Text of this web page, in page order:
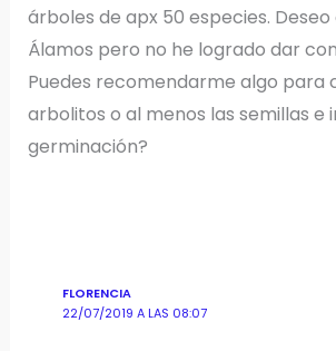
árboles de apx 50 especies.
Álamos pero no he logrado dar
Puedes recomendarme algo para
arbolitos o al menos las semillas e
germinación?
FLORENCIA
22/07/2019 A LAS 08:07